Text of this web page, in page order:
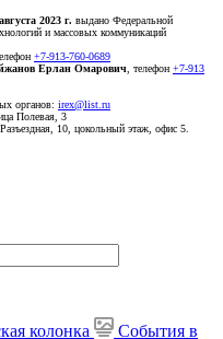
2023 г. выдано Федеральной
и массовых коммуникаций
+7-913-760-0689
Ерлан Омарович , телефон +7-913
органов: irex@list.ru
Полевая, 3
10, цокольный этаж, офис 5.
колонка События в